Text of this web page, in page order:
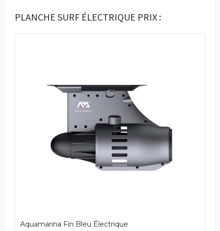
PLANCHE SURF ÉLECTRIQUE PRIX :
Aquamarina Fin Bleu Électrique